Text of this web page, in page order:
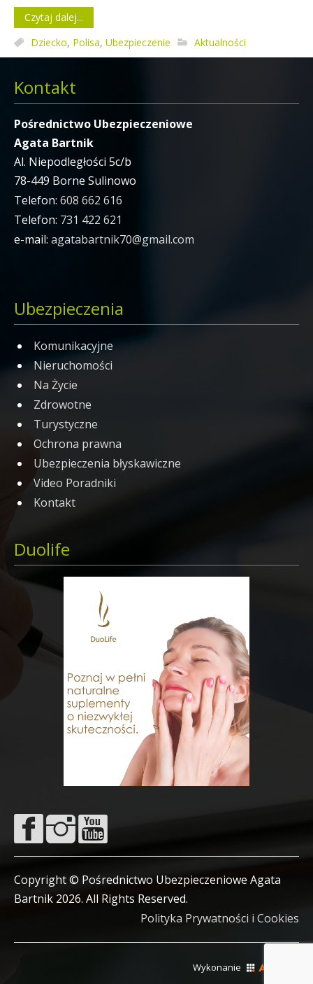
Czytaj dalej...
Dziecko, Polisa, Ubezpieczenie Aktualności
Kontakt
Pośrednictwo Ubezpieczeniowe
Agata Bartnik
Al. Niepodległości 5c/b
78-449 Borne Sulinowo
Telefon: 608 662 616
Telefon: 731 422 621
e-mail: agatabartnik70@gmail.com
Ubezpieczenia
Komunikacyjne
Nieruchomości
Na Życie
Zdrowotne
Turystyczne
Ochrona prawna
Ubezpieczenia błyskawiczne
Video Poradniki
Kontakt
Duolife
Copyright © Pośrednictwo Ubezpieczeniowe Agata
Bartnik 2026. All Rights Reserved.
Polityka Prywatności i Cookies
Wykonanie